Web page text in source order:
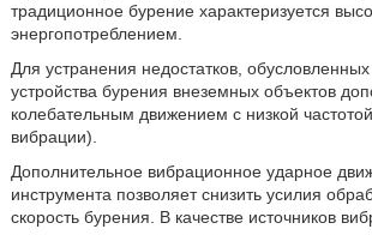
традиционное бурение характеризуется
энергопотреблением.
Для устранения недостатков,
устройства бурения внеземных объектов
колебательным движением с низкой
вибрации).
Дополнительное вибрационное ударное
инструмента позволяет снизить усилия
скорость бурения. В качестве источников